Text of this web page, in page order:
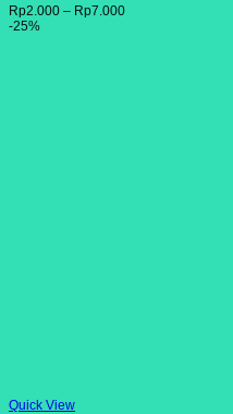
Rp2.000 – Rp7.000
-25%
Quick View